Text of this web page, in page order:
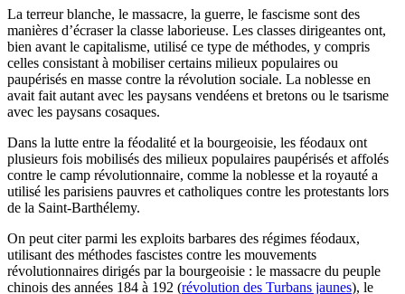
La terreur blanche, le massacre, la guerre, le fascisme sont des
manières d’écraser la classe laborieuse. Les classes dirigeantes ont,
bien avant le capitalisme, utilisé ce type de méthodes, y compris
celles consistant à mobiliser certains milieux populaires ou
paupérisés en masse contre la révolution sociale. La noblesse en
avait fait autant avec les paysans vendéens et bretons ou le tsarisme
avec les paysans cosaques.
Dans la lutte entre la féodalité et la bourgeoisie, les féodaux ont
plusieurs fois mobilisés des milieux populaires paupérisés et affolés
contre le camp révolutionnaire, comme la noblesse et la royauté a
utilisé les parisiens pauvres et catholiques contre les protestants lors
de la Saint-Barthélemy.
On peut citer parmi les exploits barbares des régimes féodaux,
utilisant des méthodes fascistes contre les mouvements
révolutionnaires dirigés par la bourgeoisie : le massacre du peuple
chinois des années 184 à 192 (révolution des Turbans jaunes), le